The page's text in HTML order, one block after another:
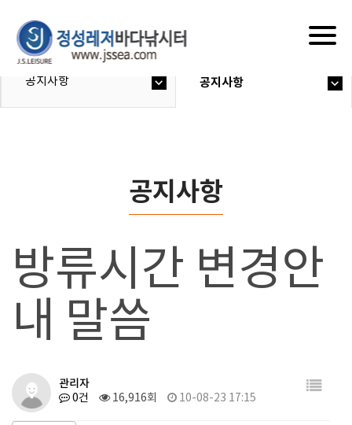
공지사항 공지사항
공지사항
방류시간 변경안
내 말씀
관리자
0건 16,916회 10-08-23 17:15